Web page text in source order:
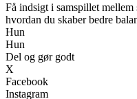
Få indsigt i samspillet
hvordan du skaber bedre
Hun
Hun
Del og gør godt
X
Facebook
Instagram